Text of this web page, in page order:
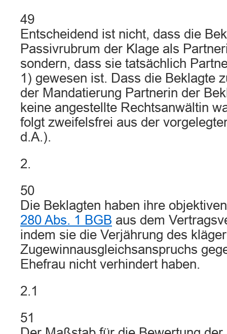
49
Entscheidend ist nicht, dass die
Passivrubrum der Klage als
sondern, dass sie tatsächlich
1) gewesen ist. Dass die Beklagte
der Mandatierung Partnerin der
keine angestellte Rechtsanwältin
folgt zweifelsfrei aus der
d.A.).
2.
50
Die Beklagten haben ihre
280 Abs. 1 BGB aus dem
indem sie die Verjährung des
Zugewinnausgleichsanspruchs
Ehefrau nicht verhindert haben.
2.1
51